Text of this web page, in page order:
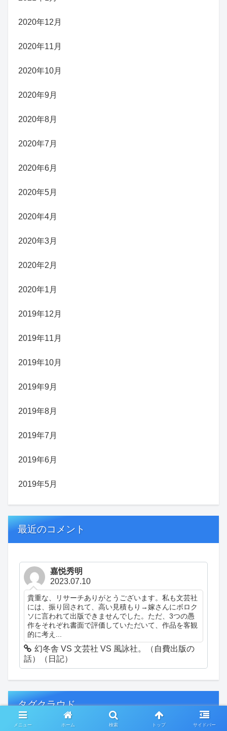
2020年12月
2020年11月
2020年10月
2020年9月
2020年8月
2020年7月
2020年6月
2020年5月
2020年4月
2020年3月
2020年2月
2020年1月
2019年12月
2019年11月
2019年10月
2019年9月
2019年8月
2019年7月
2019年6月
2019年5月
最近のコメント
嘉悦秀明
2023.07.10
貴重な、リサーチありがとうございます。私も文芸社
には、振り回されて、高い見積もり→嫁さんにボロク
ソに言われて出版できませんでした。ただ、3つの愚
作をそれぞれ書面で評価していただいて、作品を客観
的に考え...
幻冬舎 VS 文芸社 VS 風詠社。（自費出版の
話）（日記）
タグクラウド
メニュー ホーム 検索 トップ サイドバー